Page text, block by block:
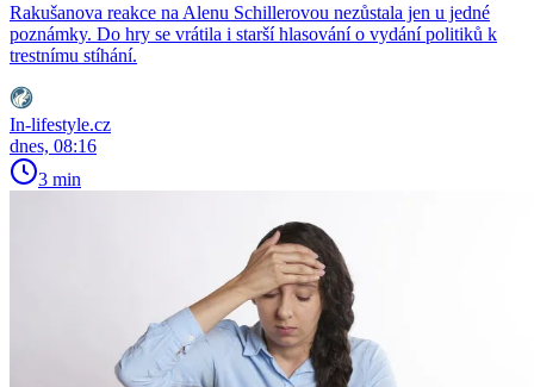
Rakušanova reakce na Alenu Schillerovou nezůstala jen u jedné
poznámky. Do hry se vrátila i starší hlasování o vydání politiků k
trestnímu stíhání.
In-lifestyle.cz
dnes, 08:16
3 min